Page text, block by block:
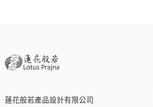
蓮花般若產品設計有限公司